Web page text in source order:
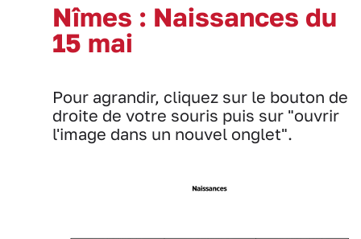
Nîmes : Naissances du
15 mai
Pour agrandir, cliquez sur le bouton de
droite de votre souris puis sur "ouvrir
l'image dans un nouvel onglet".